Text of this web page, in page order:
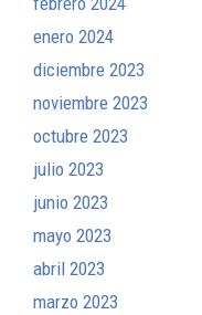
enero 2024
diciembre 2023
noviembre 2023
octubre 2023
julio 2023
junio 2023
mayo 2023
abril 2023
marzo 2023